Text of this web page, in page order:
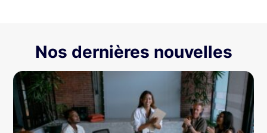
Nos dernières nouvelles